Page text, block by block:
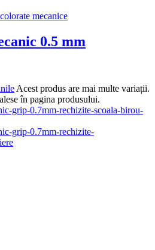
mecanice
0.5 mm
Acest produs are mai multe variații.
în pagina produsului.